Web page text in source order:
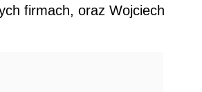
firmach, oraz Wojciech